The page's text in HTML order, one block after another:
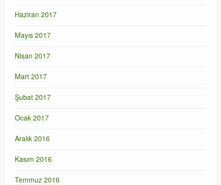
Haziran 2017
Mayıs 2017
Nisan 2017
Mart 2017
Şubat 2017
Ocak 2017
Aralık 2016
Kasım 2016
Temmuz 2016